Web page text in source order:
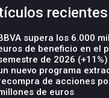
recientes
supera los 6.000
de beneficio en el
de 2026
nuevo programa
de acciones
de euros